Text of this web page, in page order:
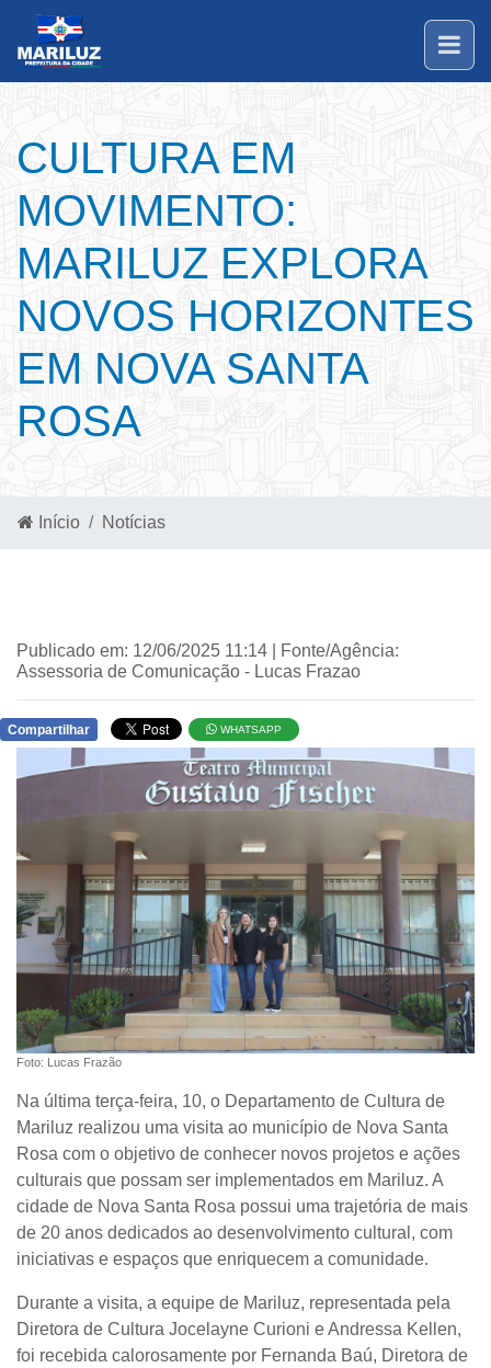
CULTURA EM
MOVIMENTO:
MARILUZ EXPLORA
NOVOS HORIZONTES
EM NOVA SANTA
ROSA
Início Notícias
Publicado em: 12/06/2025 11:14 | Fonte/Agência:
Assessoria de Comunicação - Lucas Frazao
Compartilhar WHATSAPP
Foto: Lucas Frazão
Na última terça-feira, 10, o Departamento de Cultura de
Mariluz realizou uma visita ao município de Nova Santa
Rosa com o objetivo de conhecer novos projetos e ações
culturais que possam ser implementados em Mariluz. A
cidade de Nova Santa Rosa possui uma trajetória de mais
de 20 anos dedicados ao desenvolvimento cultural, com
iniciativas e espaços que enriquecem a comunidade.
Durante a visita, a equipe de Mariluz, representada pela
Diretora de Cultura Jocelayne Curioni e Andressa Kellen,
foi recebida calorosamente por Fernanda Baú, Diretora de